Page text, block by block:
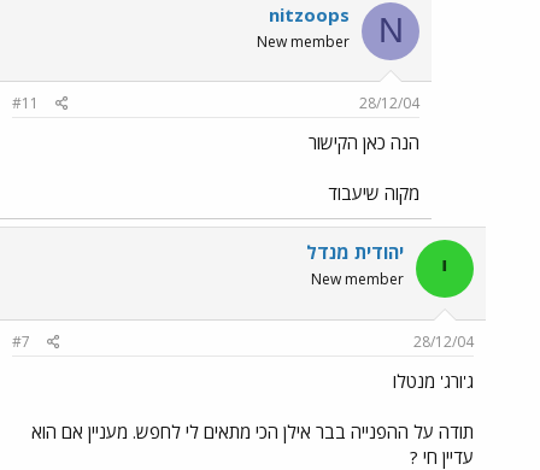
N
nitzoops
New member
28/12/04
#11
הנה כאן הקישור
מקוה שיעבוד
י יהודית מנדל
New member
28/12/04
#7
ג'ורג' מנטלו
תודה על ההפנייה בבר אילן הכי מתאים לי לחפש. מעניין אם הוא
עדיין חי ?